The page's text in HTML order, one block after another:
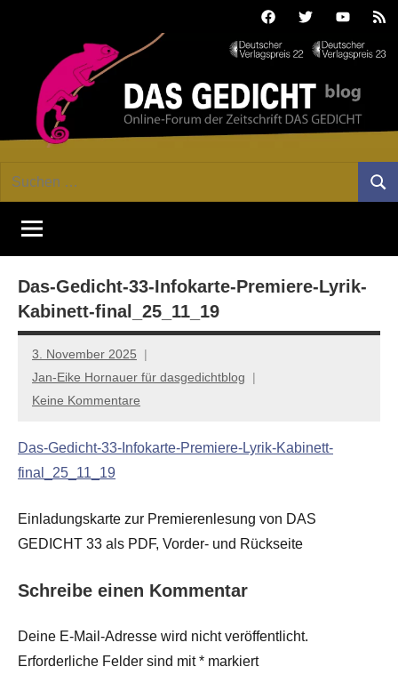
FacebookTwitterYoutube
GEDICHT
blog
Forum
von
DAS
Lyrik,
Essay
Suchen
Das-Gedicht-33-Infokarte-Premiere-Lyrik-
Kabinett-final_25_11_19
3. November 2025
Jan-Eike Hornauer für dasgedichtblog
Keine Kommentare
Das-Gedicht-33-Infokarte-Premiere-Lyrik-Kabinett-
final_25_11_19
Einladungskarte zur Premierenlesung von DAS
GEDICHT 33 als PDF, Vorder- und Rückseite
Schreibe einen Kommentar
Deine E-Mail-Adresse wird nicht veröffentlicht.
Erforderliche Felder sind mit* markiert